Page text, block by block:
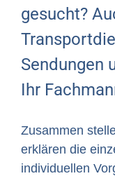
gesucht?
Sendungen
Ihr
Zusammen
erklären die
individuellen